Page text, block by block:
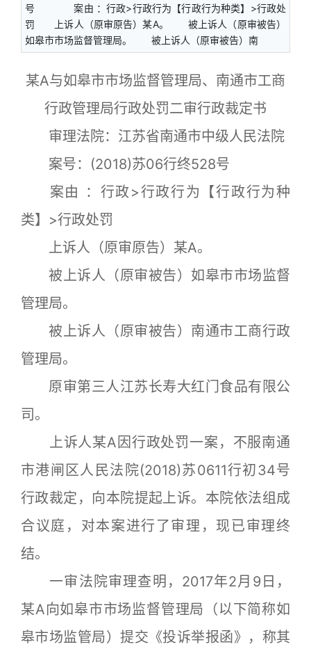
号 案由 ：行政>行政行为【行政行为种类】>行政处
罚 上诉人（原审原告）某A。 被上诉人（原审被告）
如皋市市场监督管理局。 被上诉人（原审被告）南
某A与如皋市市场监督管理局、南通市工商
行政管理局行政处罚二审行政裁定书
审理法院：江苏省南通市中级人民法院
案号：(2018)苏06行终528号
案由 ：行政>行政行为【行政行为种
类】>行政处罚
上诉人（原审原告）某A。
被上诉人（原审被告）如皋市市场监督
管理局。
被上诉人（原审被告）南通市工商行政
管理局。
原审第三人江苏长寿大红门食品有限公
司。
上诉人某A因行政处罚一案，不服南通
市港闸区人民法院(2018)苏0611行初34号
行政裁定，向本院提起上诉。本院依法组成
合议庭，对本案进行了审理，现已审理终
结。
一审法院审理查明，2017年2月9日，
某A向如皋市市场监督管理局（以下简称如
皋市场监管局）提交《投诉举报函》，称其